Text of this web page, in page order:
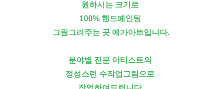
원하시는 크기로
100% 핸드페인팅
그림그려주는 곳 예가아트입니다.
분야별 전문 아티스트의
정성스런 수작업그림으로